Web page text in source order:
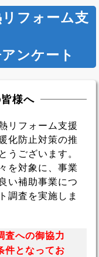
フォーム支
ンケート
様へ
リフォーム支援
化防止対策の推
うございます。
を対象に、事業
い補助事業につ
調査を実施しま
査への御協力
件となってお